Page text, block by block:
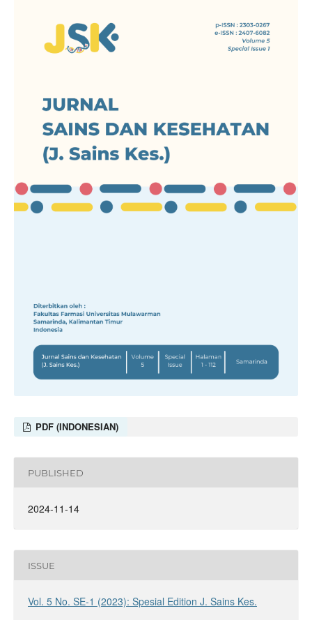
PDF (INDONESIAN)
PUBLISHED
2024-11-14
ISSUE
Vol. 5 No. SE-1 (2023): Spesial Edition J. Sains Kes.